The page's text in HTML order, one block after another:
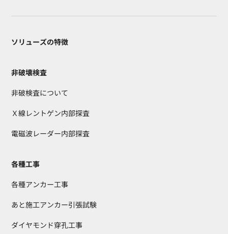
ソリューズの特徴
非破壊検査
非破検査について
Ｘ線レントゲン内部探査
電磁波レーダー内部探査
各種工事
各種アンカー工事
あと施工アンカー引張試験
ダイヤモンド穿孔工事